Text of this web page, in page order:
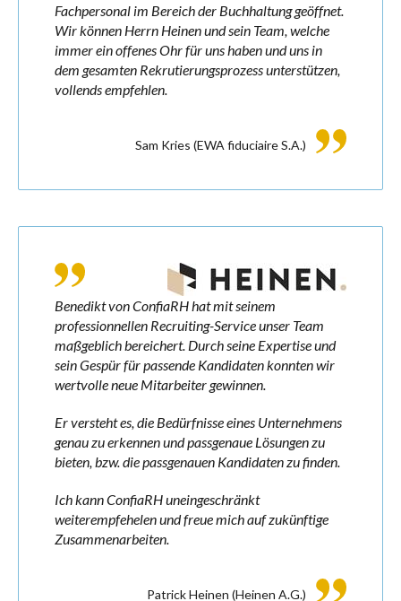
Fachpersonal im Bereich der Buchhaltung geöffnet.
Wir können Herrn Heinen und sein Team, welche
immer ein offenes Ohr für uns haben und uns in
dem gesamten Rekrutierungsprozess unterstützen,
vollends empfehlen.
Sam Kries (EWA fiduciaire S.A.)
Benedikt von ConfiaRH hat mit seinem
professionnellen Recruiting-Service unser Team
maßgeblich bereichert. Durch seine Expertise und
sein Gespür für passende Kandidaten konnten wir
wertvolle neue Mitarbeiter gewinnen.
Er versteht es, die Bedürfnisse eines Unternehmens
genau zu erkennen und passgenaue Lösungen zu
bieten, bzw. die passgenauen Kandidaten zu finden.
Ich kann ConfiaRH uneingeschränkt
weiterempfehelen und freue mich auf zukünftige
Zusammenarbeiten.
Patrick Heinen (Heinen A.G.)